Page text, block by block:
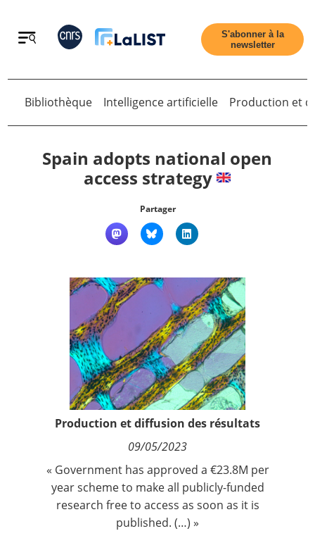
Retour
Qui sommes nous ?
Nous suivre
S'abonner à la
newsletter
Retour
Bibliothèque Intelligence artificielle Production et
Spain adopts national open
access strategy
Partager
Production et diffusion des résultats
09/05/2023
« Government has approved a €23.8M per
year scheme to make all publicly-funded
research free to access as soon as it is
published. (…) »